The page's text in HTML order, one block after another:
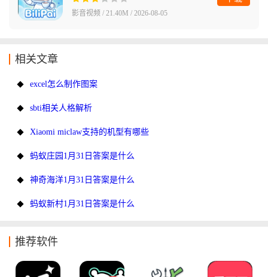
影音视频 / 21.40M / 2026-08-05
相关文章
excel怎么制作图案
sbti相关人格解析
Xiaomi miclaw支持的机型有哪些
蚂蚁庄园1月31日答案是什么
神奇海洋1月31日答案是什么
蚂蚁新村1月31日答案是什么
推荐软件